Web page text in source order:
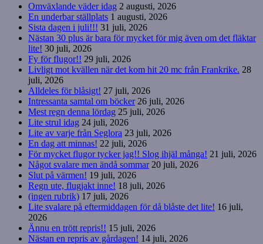
Omväxlande väder idag 2 augusti, 2026
En underbar ställplats 1 augusti, 2026
Sista dagen i juli!!! 31 juli, 2026
Nästan 30 plus är bara för mycket för mig även om det fläktar
lite! 30 juli, 2026
Fy för flugor!! 29 juli, 2026
Livligt mot kvällen när det kom hit 20 mc från Frankrike. 28
juli, 2026
Alldeles för blåsigt! 27 juli, 2026
Intressanta samtal om böcker 26 juli, 2026
Mest regn denna lördag 25 juli, 2026
Lite strul idag 24 juli, 2026
Lite av varje från Seglora 23 juli, 2026
En dag att minnas! 22 juli, 2026
För mycket flugor tycker jag!! Slog ihjäl många! 21 juli, 2026
Något svalare men ändå sommar 20 juli, 2026
Slut på värmen! 19 juli, 2026
Regn ute, flugjakt inne! 18 juli, 2026
(ingen rubrik) 17 juli, 2026
Lite svalare på eftermiddagen för då blåste det lite! 16 juli,
2026
Ännu en trött repris!! 15 juli, 2026
Nästan en repris av gårdagen! 14 juli, 2026